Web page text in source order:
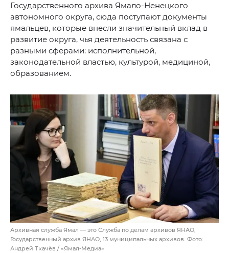
Государственного архива Ямало-Ненецкого
автономного округа, сюда поступают документы
ямальцев, которые внесли значительный вклад в
развитие округа, чья деятельность связана с
разными сферами: исполнительной,
законодательной властью, культурой, медициной,
образованием.
Архивная служба Ямал — это Служба по делам архивов ЯНАО,
Государственный архив ЯНАО, 13 муниципальных архивов. Фото:
Андрей Ткачёв / «Ямал-Медиа»